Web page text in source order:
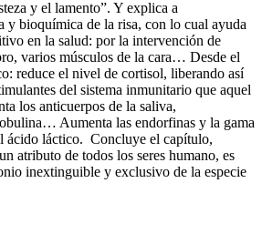
y el lamento”. Y explica a
y bioquímica de la risa, con lo cual ayuda
en la salud: por la intervención de
varios músculos de la cara… Desde el
reduce el nivel de cortisol, liberando así
del sistema inmunitario que aquel
los anticuerpos de la saliva,
Aumenta las endorfinas y la gama
ácido láctico. Concluye el capítulo,
atributo de todos los seres humano, es
inextinguible y exclusivo de la especie